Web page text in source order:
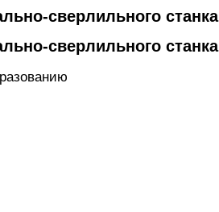
сверлильного станка
сверлильного станка